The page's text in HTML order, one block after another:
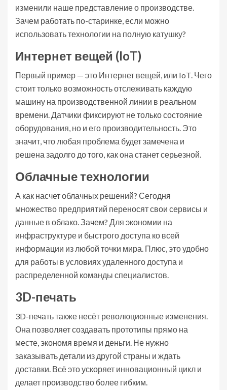
изменили наше представление о производстве.
Зачем работать по-старинке, если можно
использовать технологии на полную катушку?
Интернет вещей (IoT)
Первый пример — это Интернет вещей, или IoT. Чего
стоит только возможность отслеживать каждую
машину на производственной линии в реальном
времени. Датчики фиксируют не только состояние
оборудования, но и его производительность. Это
значит, что любая проблема будет замечена и
решена задолго до того, как она станет серьезной.
Облачные технологии
А как насчет облачных решений? Сегодня
множество предприятий переносят свои сервисы и
данные в облако. Зачем? Для экономии на
инфраструктуре и быстрого доступа ко всей
информации из любой точки мира. Плюс, это удобно
для работы в условиях удаленного доступа и
распределенной команды специалистов.
3D-печать
3D-печать также несёт революционные изменения.
Она позволяет создавать прототипы прямо на
месте, экономя время и деньги. Не нужно
заказывать детали из другой страны и ждать
доставки. Всё это ускоряет инновационный цикл и
делает производство более гибким.